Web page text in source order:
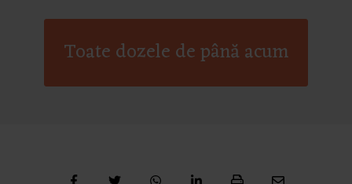
Toate dozele de până acum